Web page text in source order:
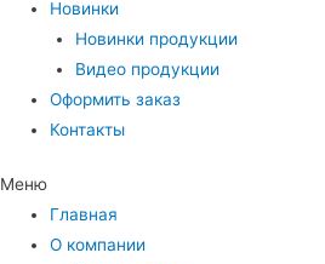
Новинки
Новинки продукции
Видео продукции
Оформить заказ
Контакты
Меню
Главная
О компании